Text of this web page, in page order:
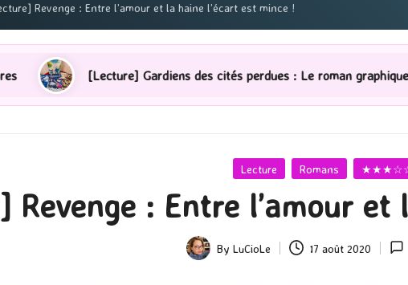
Revenge : Entre l’amour et la haine l’écart est mince !
des cités perdues : Le roman graphique Tome 1 Partie 2
Posted
Lecture Romans
Revenge : Entre l’amour
Posted
By LuCioLe 17 août 2020